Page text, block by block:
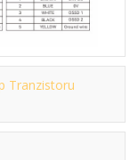
Tranzistoru